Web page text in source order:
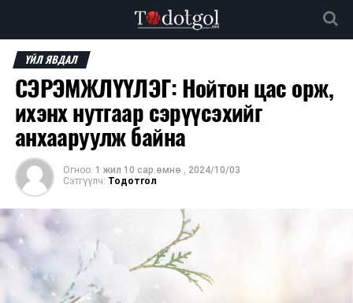
ҮЙЛ ЯВДАЛ
СЭРЭМЖЛҮҮЛЭГ: Нойтон цас орж,
ихэнх нутгаар сэрүүсэхийг
анхааруулж байна
Огноо: 1 жил 10 сар.өмнө , 2024/10/03
Сэтгүүлч: Тодотгол